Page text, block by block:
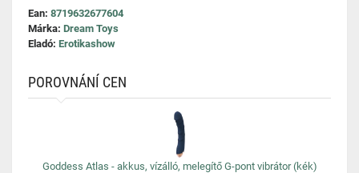
Ean: 8719632677604
Márka: Dream Toys
Eladó: Erotikashow
POROVNÁNÍ CEN
Goddess Atlas - akkus, vízálló, melegítő G-pont vibrátor (kék)